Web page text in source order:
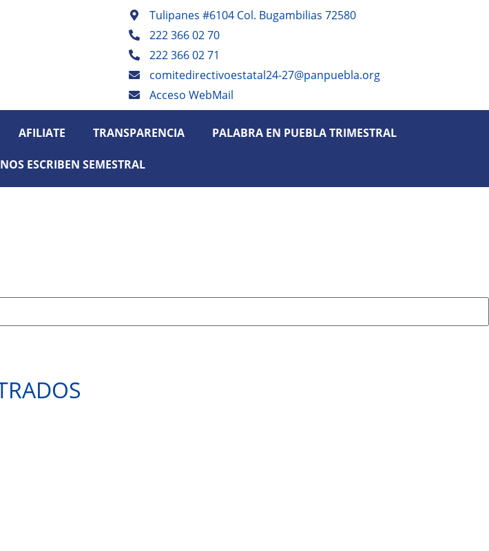
Tulipanes #6104 Col. Bugambilias 72580
222 366 02 70
222 366 02 71
comitedirectivoestatal24-27@panpuebla.org
Acceso WebMail
AFILIATE TRANSPARENCIA PALABRA EN PUEBLA TRIMESTRAL
ESCRIBEN SEMESTRAL